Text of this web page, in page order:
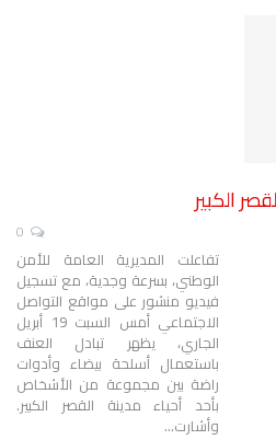
الكبير
تفاعلت المديرية العامة للأمن
الوطني، بسرعة وجدية، مع تسجيل
فيديو منشور على مواقع التواصل
الاجتماعي أمس السبت 19 أبريل
الجاري، يظهر تبادل العنف
باستعمال أسلحة بيضاء وأدوات
راضة بين مجموعة من الأشخاص
بأحد أحياء مدينة القصر الكبير.
وأشارت…